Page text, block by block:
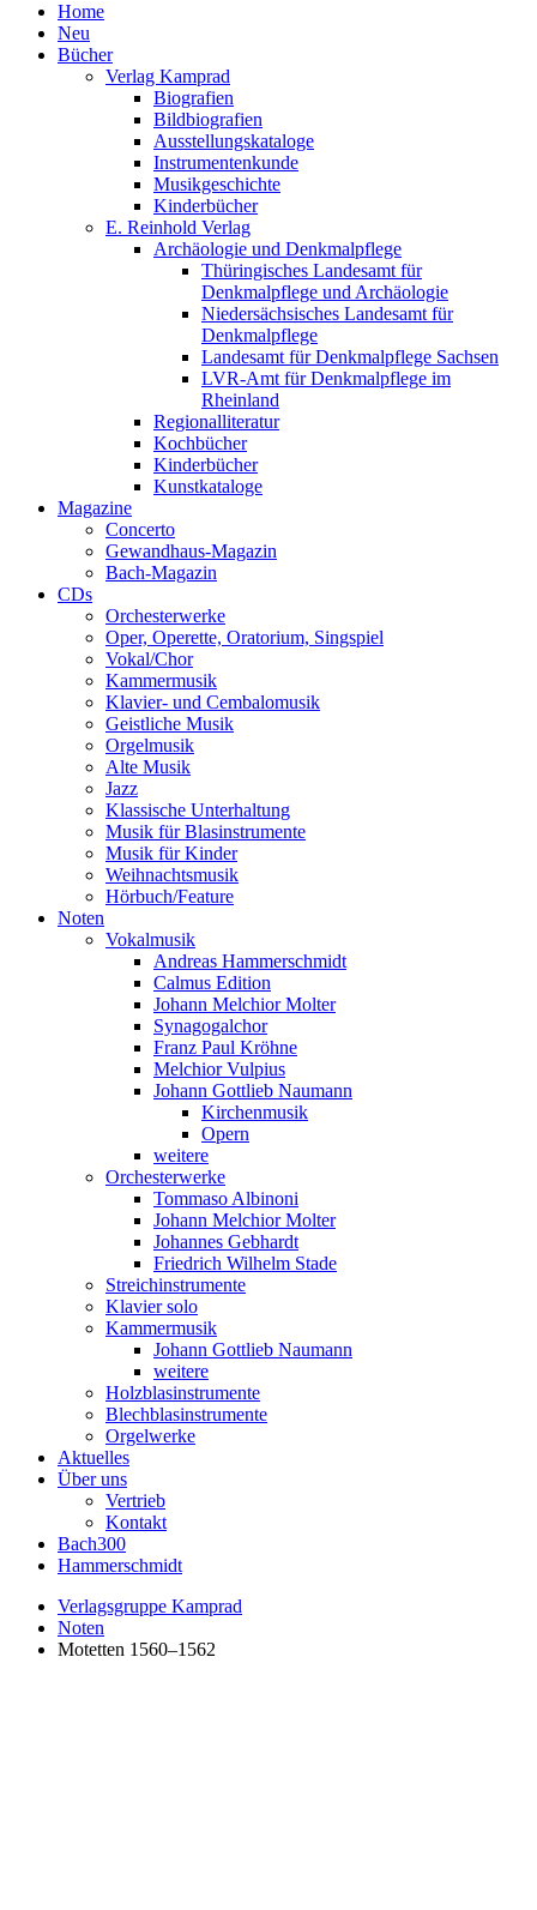
Home
Neu
Bücher
Verlag Kamprad
Biografien
Bildbiografien
Ausstellungskataloge
Instrumentenkunde
Musikgeschichte
Kinderbücher
E. Reinhold Verlag
Archäologie und Denkmalpflege
Thüringisches Landesamt für
Denkmalpflege und Archäologie
Niedersächsisches Landesamt für
Denkmalpflege
Landesamt für Denkmalpflege Sachsen
LVR-Amt für Denkmalpflege im
Rheinland
Regionalliteratur
Kochbücher
Kinderbücher
Kunstkataloge
Magazine
Concerto
Gewandhaus-Magazin
Bach-Magazin
CDs
Orchesterwerke
Oper, Operette, Oratorium, Singspiel
Vokal/Chor
Kammermusik
Klavier- und Cembalomusik
Geistliche Musik
Orgelmusik
Alte Musik
Jazz
Klassische Unterhaltung
Musik für Blasinstrumente
Musik für Kinder
Weihnachtsmusik
Hörbuch/Feature
Noten
Vokalmusik
Andreas Hammerschmidt
Calmus Edition
Johann Melchior Molter
Synagogalchor
Franz Paul Kröhne
Melchior Vulpius
Johann Gottlieb Naumann
Kirchenmusik
Opern
weitere
Orchesterwerke
Tommaso Albinoni
Johann Melchior Molter
Johannes Gebhardt
Friedrich Wilhelm Stade
Streichinstrumente
Klavier solo
Kammermusik
Johann Gottlieb Naumann
weitere
Holzblasinstrumente
Blechblasinstrumente
Orgelwerke
Aktuelles
Über uns
Vertrieb
Kontakt
Bach300
Hammerschmidt
Verlagsgruppe Kamprad
Noten
Motetten 1560–1562